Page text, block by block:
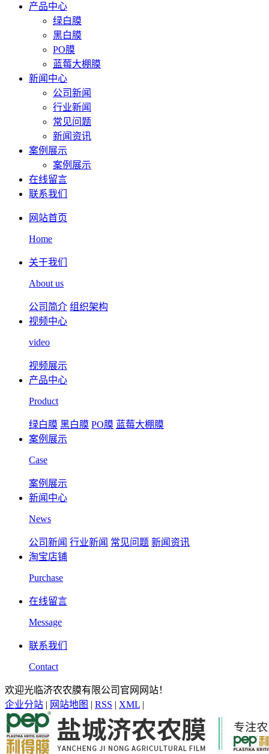
产品中心
绿白膜
黑白膜
PO膜
蓝莓大棚膜
新闻中心
公司新闻
行业新闻
常见问题
新闻资讯
案例展示
案例展示
在线留言
联系我们
网站首页
Home
关于我们
About us
公司简介 组织架构
视频中心
video
视频展示
产品中心
Product
绿白膜 黑白膜 PO膜 蓝莓大棚膜
案例展示
Case
案例展示
新闻中心
News
公司新闻 行业新闻 常见问题 新闻资讯
淘宝店铺
Purchase
在线留言
Message
联系我们
Contact
欢迎光临济农农膜有限公司官网网站！
企业分站 | 网站地图 | RSS | XML |